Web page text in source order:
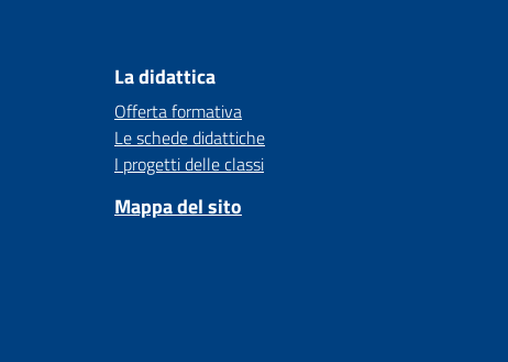
La didattica
Offerta formativa
Le schede didattiche
I progetti delle classi
Mappa del sito